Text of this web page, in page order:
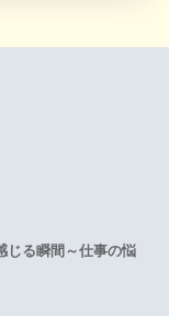
じる瞬間～仕事の悩